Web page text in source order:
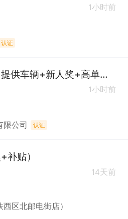
1小时前
认证
淘宝闪购外卖骑手（提供车辆+新人奖+高单量）
1小时前
限公司 认证
补贴）
14天前
区北邮电街店）